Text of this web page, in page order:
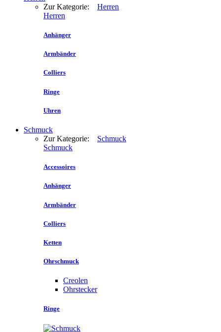
Zur Kategorie: Herren
Herren
Anhänger
Armbänder
Colliers
Ringe
Uhren
Schmuck
Zur Kategorie: Schmuck
Schmuck
Accessoires
Anhänger
Armbänder
Colliers
Ketten
Ohrschmuck
Creolen
Ohrstecker
Ringe